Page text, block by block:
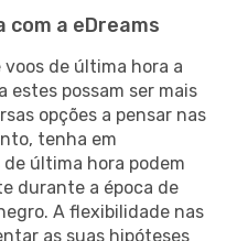
com a eDreams
de última hora a
estes possam ser mais
opções a pensar nas
tenha em
última hora podem
durante a época de
A flexibilidade nas
as suas hipóteses